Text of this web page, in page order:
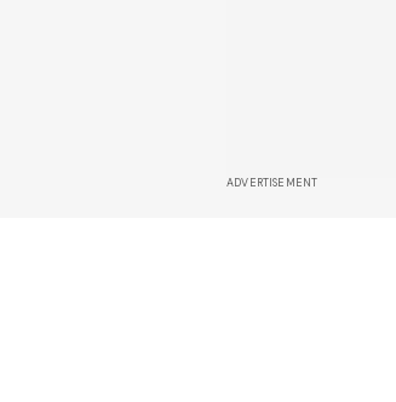
ADVERTISEMENT